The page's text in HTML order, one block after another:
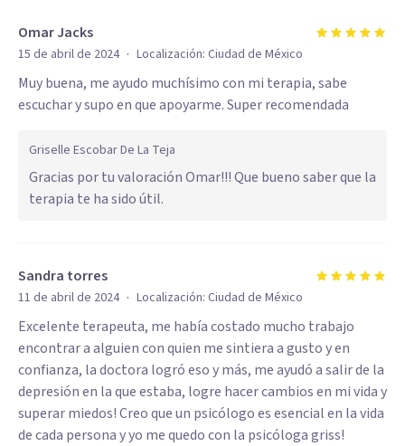
Omar Jacks
15 de abril de 2024 · Localización: Ciudad de México
Muy buena, me ayudo muchísimo con mi terapia, sabe
escuchar y supo en que apoyarme. Super recomendada
Griselle Escobar De La Teja
Gracias por tu valoración Omar!!! Que bueno saber que la
terapia te ha sido útil.
Sandra torres
11 de abril de 2024 · Localización: Ciudad de México
Excelente terapeuta, me había costado mucho trabajo
encontrar a alguien con quien me sintiera a gusto y en
confianza, la doctora logró eso y más, me ayudó a salir de la
depresión en la que estaba, logre hacer cambios en mi vida y
superar miedos! Creo que un psicólogo es esencial en la vida
de cada persona y yo me quedo con la psicóloga griss!